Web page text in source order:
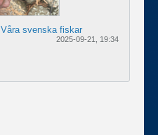
Våra svenska fiskar
2025-09-21, 19:34